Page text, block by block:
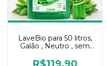
LaveBio para 50 litros,
Galão , Neutro , sem